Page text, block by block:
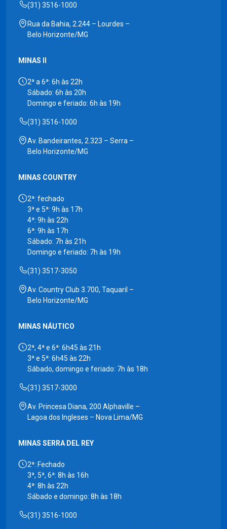
(31) 3516-1000
Rua da Bahia, 2.244 – Lourdes –
Belo Horizonte/MG
MINAS II
2ª a 6ª: 6h às 22h
Sábado: 6h às 20h
Domingo e feriado: 6h às 19h
(31) 3516-1000
Av. Bandeirantes, 2.323 – Serra –
Belo Horizonte/MG
MINAS COUNTRY
2ª: fechado
3ª e 5ª: 9h às 17h
4ª: 9h às 22h
6ª: 9h às 17h
Sábado: 7h às 21h
Domingo e feriado: 7h às 19h
(31) 3517-3050
Av. Country Club 3.700, Taquaril –
Belo Horizonte/MG
MINAS NÁUTICO
2ª, 4ª e 6ª: 6h45 às 21h
3ª e 5ª: 6h45 às 22h
Sábado, domingo e feriado: 7h às 18h
(31) 3517-3000
Av. Princesa Diana, 200 Alphaville –
Lagoa dos Ingleses – Nova Lima/MG
MINAS SERRA DEL REY
2ª: Fechado
3ª, 5ª, 6ª: 8h às 16h
4ª: 8h às 22h
Sábado e domingo: 8h às 18h
(31) 3516-1000